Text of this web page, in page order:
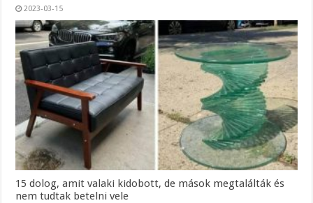
2023-03-15
15 dolog, amit valaki kidobott, de mások megtalálták és
nem tudtak betelni vele